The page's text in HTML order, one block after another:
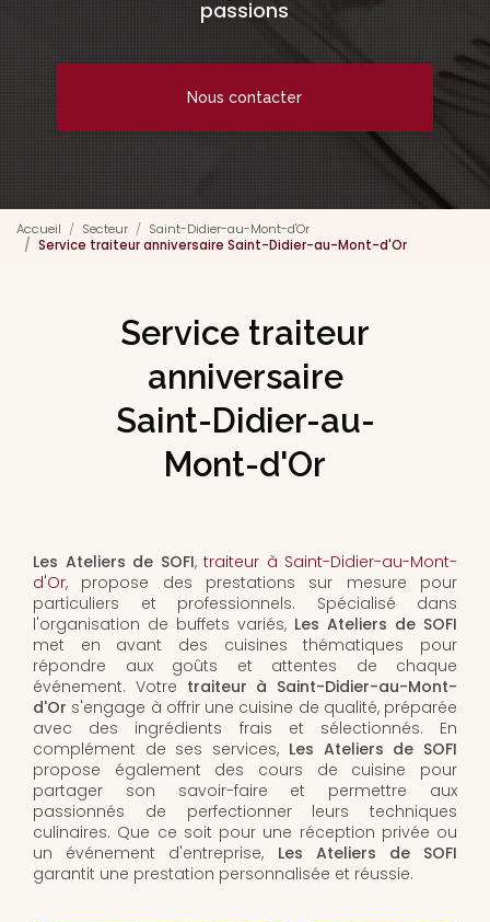
passions
Nous contacter
Accueil Secteur
Saint-Didier-au-Mont-d'Or
Service traiteur anniversaire Saint-Didier-au-Mont-d'Or
Service traiteur
anniversaire
Saint-Didier-au-
Mont-d'Or
Les Ateliers de SOFI, traiteur à Saint-Didier-au-Mont-
d'Or, propose des prestations sur mesure pour
particuliers et professionnels. Spécialisé dans
l'organisation de buffets variés, Les Ateliers de SOFI
met en avant des cuisines thématiques pour
répondre aux goûts et attentes de chaque
événement. Votre traiteur à Saint-Didier-au-Mont-
d'Or s'engage à offrir une cuisine de qualité, préparée
avec des ingrédients frais et sélectionnés. En
complément de ses services, Les Ateliers de SOFI
propose également des cours de cuisine pour
partager son savoir-faire et permettre aux
passionnés de perfectionner leurs techniques
culinaires. Que ce soit pour une réception privée ou
un événement d'entreprise, Les Ateliers de SOFI
garantit une prestation personnalisée et réussie.